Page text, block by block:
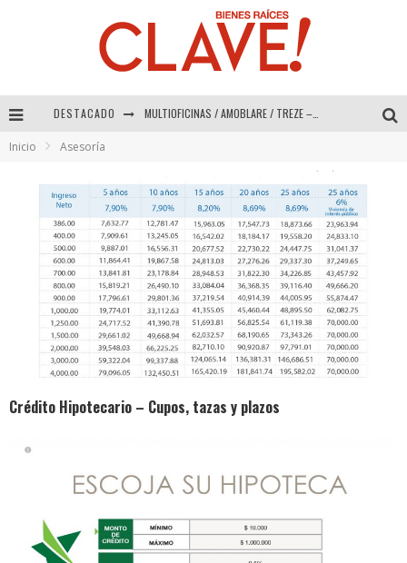
DESTACADO MULTIOFICINAS / AMOBLARE / TREZE – Especial Interiorismo & Decoración 2026
COLINEAL – Especial Interiorismo & Decoración 2026
ADRIANA HOYOS DESIGN STUDIO – Especial Interiorismo & Decoración 2026
Inicio Asesoría
Crédito Hipotecario – Cupos, tazas y plazos